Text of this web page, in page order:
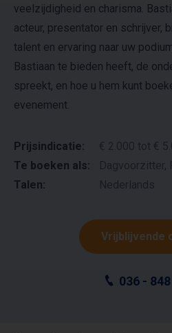
veelzijdigheid en charisma.
acteur, presentator en schrijver,
talent en ervaring naar uw
Bastiaan te bieden heeft, de
spreekt, en hoe u hem kunt
evenement.
Prijsindicatie:
€ 2.000 tot €
Te boeken als:
Dagvoorzitter,
Talen:
Vrijblijvende
036 -